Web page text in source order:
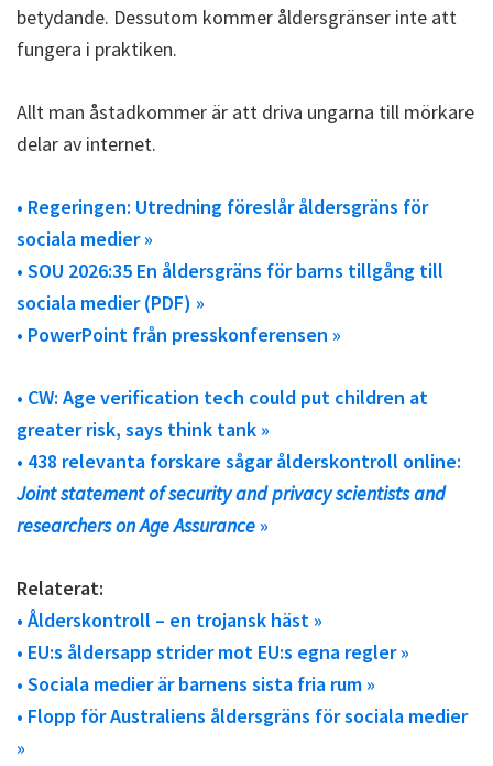
betydande. Dessutom kommer åldersgränser inte att
fungera i praktiken.
Allt man åstadkommer är att driva ungarna till mörkare
delar av internet.
• Regeringen: Utredning föreslår åldersgräns för
sociala medier »
• SOU 2026:35 En åldersgräns för barns tillgång till
sociala medier (PDF) »
• PowerPoint från presskonferensen »
• CW: Age verification tech could put children at
greater risk, says think tank »
• 438 relevanta forskare sågar ålderskontroll online:
Joint statement of security and privacy scientists and
researchers on Age Assurance »
Relaterat:
• Ålderskontroll – en trojansk häst »
• EU:s åldersapp strider mot EU:s egna regler »
• Sociala medier är barnens sista fria rum »
• Flopp för Australiens åldersgräns för sociala medier
»